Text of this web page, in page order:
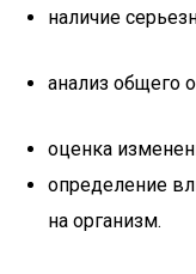
наличие
анализ общего
оценка
определение
на организм.